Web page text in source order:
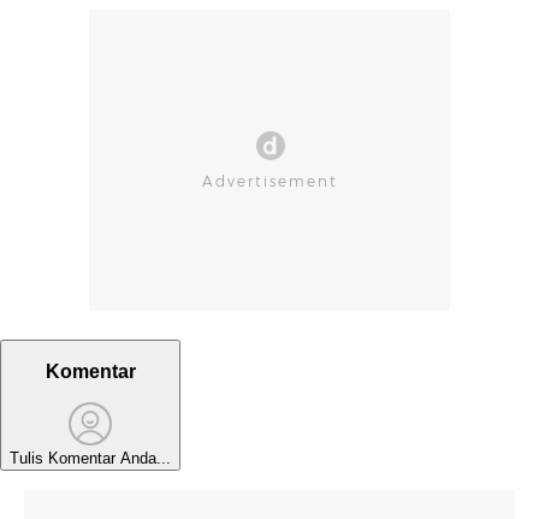
Komentar
Tulis Komentar Anda...